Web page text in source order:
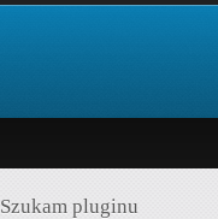
Szukam pluginu